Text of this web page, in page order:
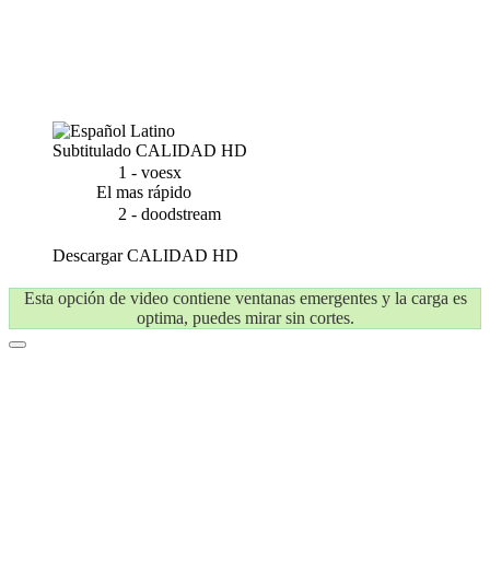
Subtitulado CALIDAD HD
1 - voesx
El mas rápido
2 - doodstream
DescargarCALIDAD HD
Esta opción de video contiene ventanas emergentes y la carga es
optima, puedes mirar sin cortes.